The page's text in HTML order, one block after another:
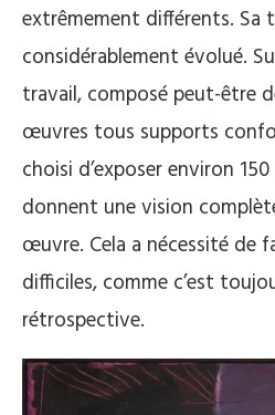
extrêmement différents. Sa
considérablement évolué.
travail, composé peut-être
œuvres tous supports
choisi d’exposer environ
donnent une vision
œuvre. Cela a nécessité de
difficiles, comme c’est
rétrospective.